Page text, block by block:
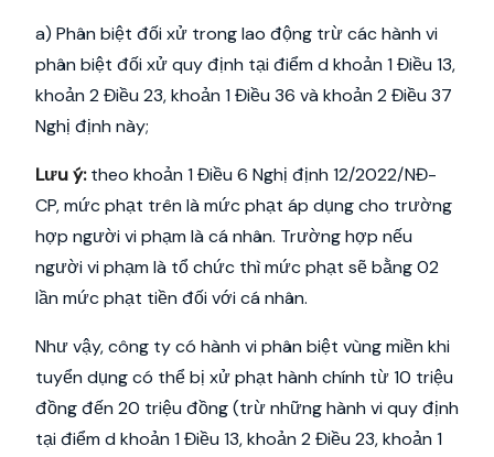
a) Phân biệt đối xử trong lao động trừ các hành vi
phân biệt đối xử quy định tại điểm d khoản 1 Điều 13,
khoản 2 Điều 23, khoản 1 Điều 36 và khoản 2 Điều 37
Nghị định này;
Lưu ý:theo khoản 1 Điều 6 Nghị định 12/2022/NĐ-
CP, mức phạt trên là mức phạt áp dụng cho trường
hợp người vi phạm là cá nhân. Trường hợp nếu
người vi phạm là tổ chức thì mức phạt sẽ bằng 02
lần mức phạt tiền đối với cá nhân.
Như vậy, công ty có hành vi phân biệt vùng miền khi
tuyển dụng có thể bị xử phạt hành chính từ 10 triệu
đồng đến 20 triệu đồng (trừ những hành vi quy định
tại điểm d khoản 1 Điều 13, khoản 2 Điều 23, khoản 1